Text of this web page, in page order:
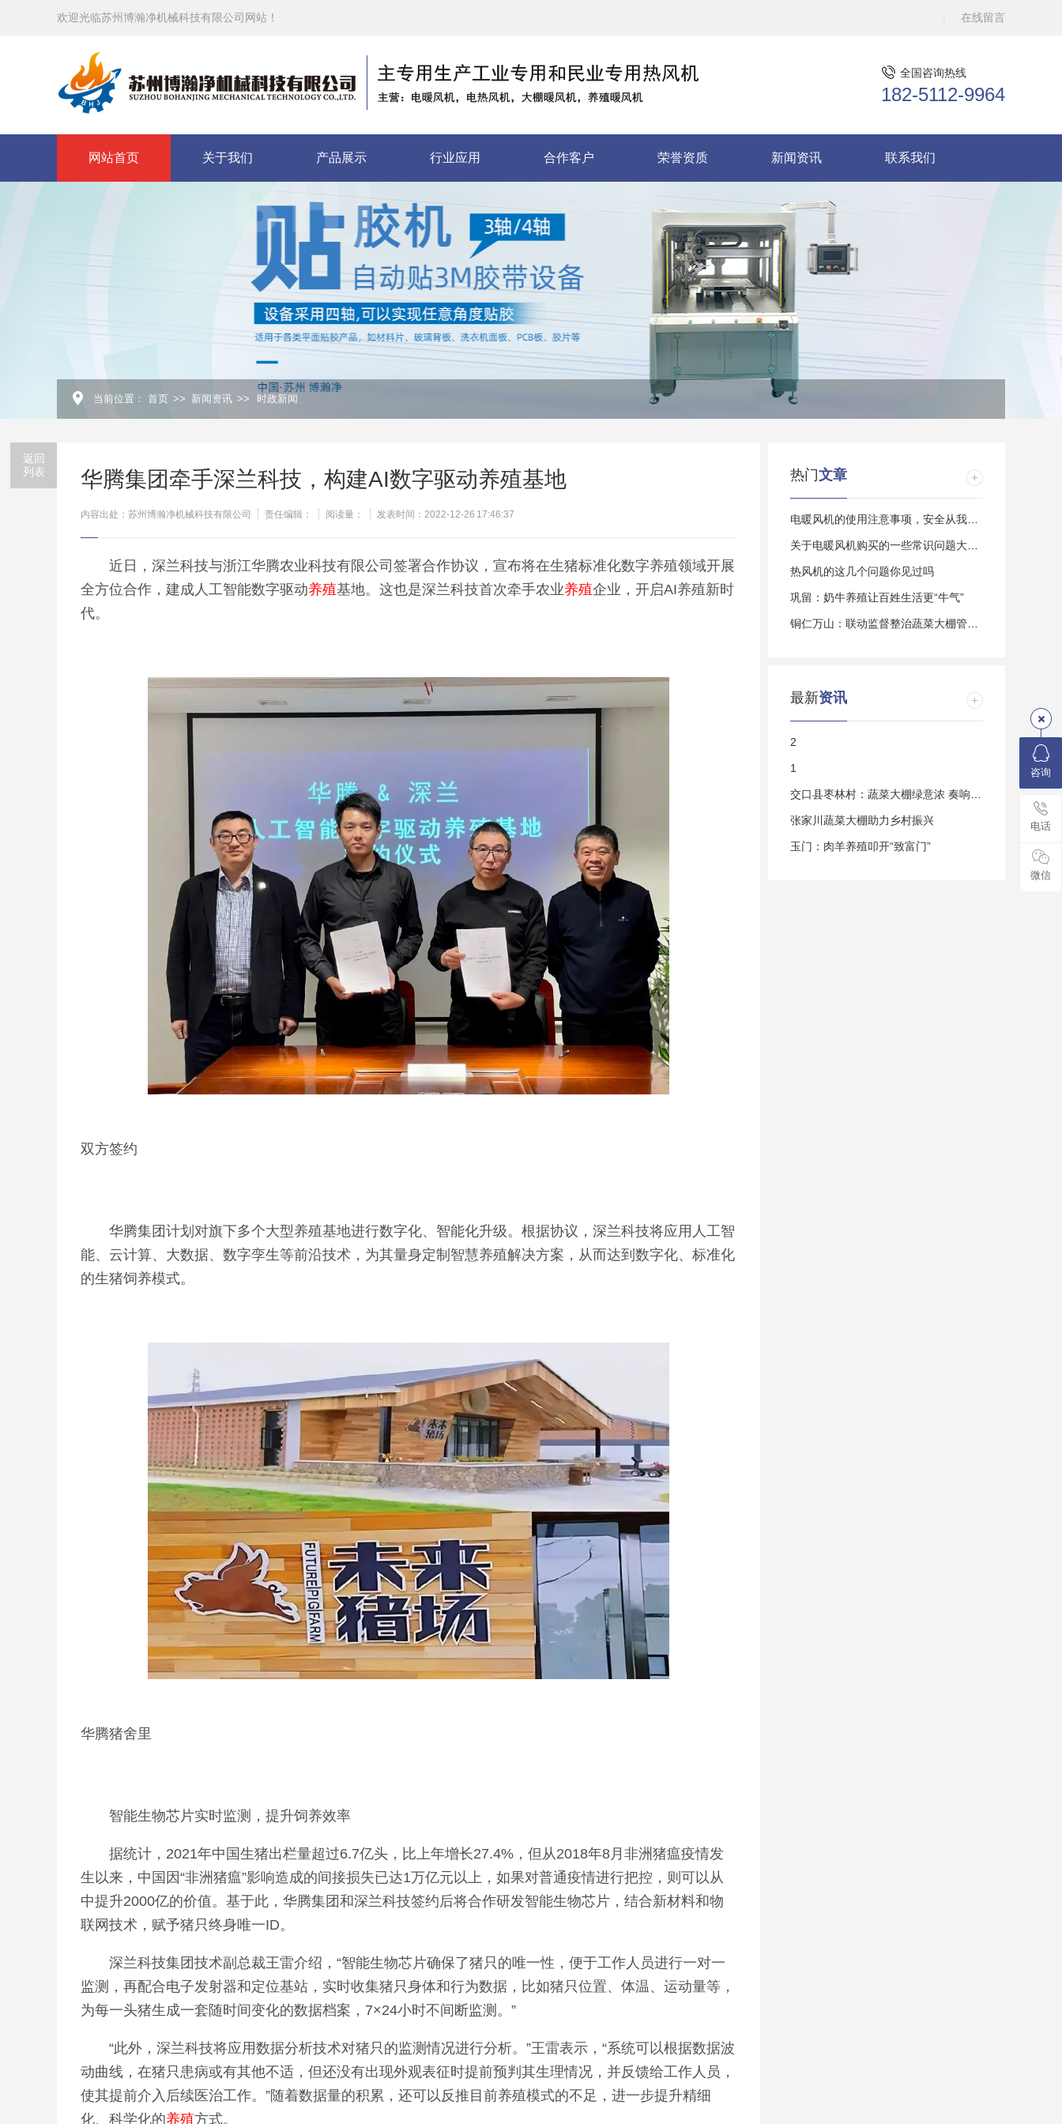
欢迎光临苏州博瀚净机械科技有限公司网站！ 在线留言
全国咨询热线
182-5112-9964
网站首页 关于我们 产品展示 行业应用 合作客户 荣誉资质 新闻资讯 联系我们
当前位置： 首页 >> 新闻资讯 >> 时政新闻
返回
列表
华腾集团牵手深兰科技，构建AI数字驱动养殖基地
内容出处：苏州博瀚净机械科技有限公司 责任编辑： 阅读量： 发表时间：2022-12-26 17:46:37
近日，深兰科技与浙江华腾农业科技有限公司签署合作协议，宣布将在生猪标准化数字养殖领域开展
全方位合作，建成人工智能数字驱动养殖基地。这也是深兰科技首次牵手农业养殖企业，开启AI养殖新时
代。
双方签约
华腾集团计划对旗下多个大型养殖基地进行数字化、智能化升级。根据协议，深兰科技将应用人工智
能、云计算、大数据、数字孪生等前沿技术，为其量身定制智慧养殖解决方案，从而达到数字化、标准化
的生猪饲养模式。
华腾猪舍里
智能生物芯片实时监测，提升饲养效率
据统计，2021年中国生猪出栏量超过6.7亿头，比上年增长27.4%，但从2018年8月非洲猪瘟疫情发
生以来，中国因“非洲猪瘟”影响造成的间接损失已达1万亿元以上，如果对普通疫情进行把控，则可以从
中提升2000亿的价值。基于此，华腾集团和深兰科技签约后将合作研发智能生物芯片，结合新材料和物
联网技术，赋予猪只终身唯一ID。
深兰科技集团技术副总裁王雷介绍，“智能生物芯片确保了猪只的唯一性，便于工作人员进行一对一
监测，再配合电子发射器和定位基站，实时收集猪只身体和行为数据，比如猪只位置、体温、运动量等，
为每一头猪生成一套随时间变化的数据档案，7×24小时不间断监测。”
“此外，深兰科技将应用数据分析技术对猪只的监测情况进行分析。”王雷表示，“系统可以根据数据波
动曲线，在猪只患病或有其他不适，但还没有出现外观表征时提前预判其生理情况，并反馈给工作人员，
使其提前介入后续医治工作。”随着数据量的积累，还可以反推目前养殖模式的不足，进一步提升精细
化、科学化的养殖方式。
热门文章
热风机的这几个问题你见过吗
巩留：奶牛养殖让百姓生活更“牛气”
最新资讯
2
1
张家川蔬菜大棚助力乡村振兴
玉门：肉羊养殖叩开“致富门”
咨询
电话
微信